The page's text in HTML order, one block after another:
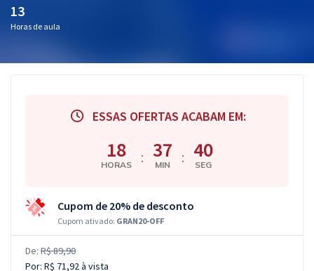
13
Horas de aula
ESSAS OFERTAS ACABAM EM:
18
HORAS : 37
MIN : 40
SEG
Cupom de 20% de desconto
Cupom ativado: GRAN20-OFF
De: R$ 89,90
Por: R$ 71,92à vista